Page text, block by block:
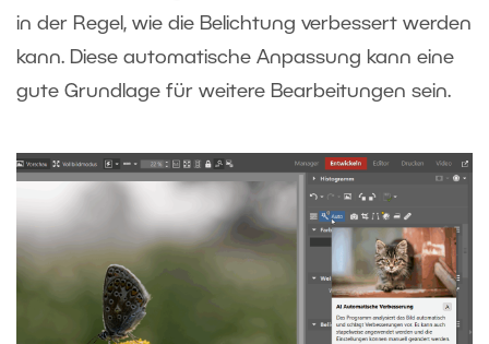
in der Regel, wie die Belichtung verbessert werden
kann. Diese automatische Anpassung kann eine
gute Grundlage für weitere Bearbeitungen sein.